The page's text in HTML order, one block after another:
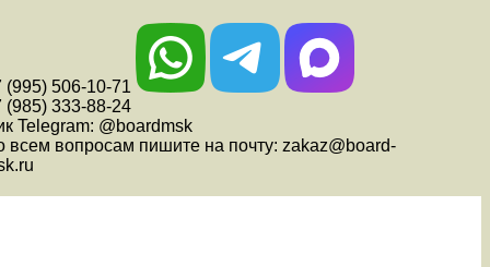
(995) 506-10-71
(985) 333-88-24
Telegram: @boardmsk
всем вопросам пишите на почту: zakaz@board-